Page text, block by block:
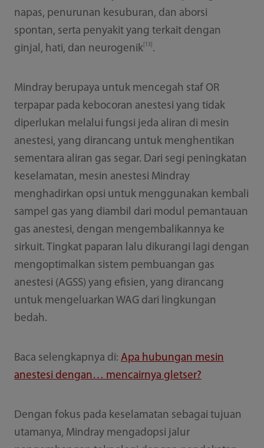
napas, penurunan kesuburan, dan aborsi
spontan, serta penyakit yang terkait dengan
ginjal, hati, dan neurogenik [13] .
Mindray berupaya untuk mencegah staf OR
terpapar pada kebocoran anestesi yang tidak
diperlukan melalui fungsi jeda aliran di mesin
anestesi, yang dirancang untuk menghentikan
sementara aliran gas segar. Dari segi peningkatan
keselamatan, mesin anestesi Mindray
menghadirkan opsi untuk menggunakan kembali
sampel gas yang diambil dari modul pemantauan
gas anestesi, dengan mengembalikannya ke
sirkuit. Tingkat paparan lalu dikurangi lagi dengan
mengoptimalkan sistem pembuangan gas
anestesi (AGSS) yang efisien, yang dirancang
untuk mengeluarkan WAG dari lingkungan
bedah.
Baca selengkapnya di: Apa hubungan mesin
anestesi dengan… mencairnya gletser?
Dengan fokus pada keselamatan sebagai tujuan
utamanya, Mindray mengadopsi jalur